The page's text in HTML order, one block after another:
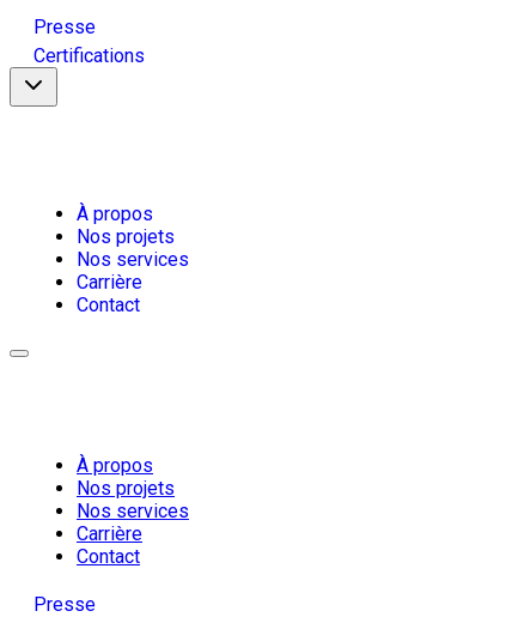
Presse
Certifications
À propos
Nos projets
Nos services
Carrière
Contact
À propos
Nos projets
Nos services
Carrière
Contact
Presse